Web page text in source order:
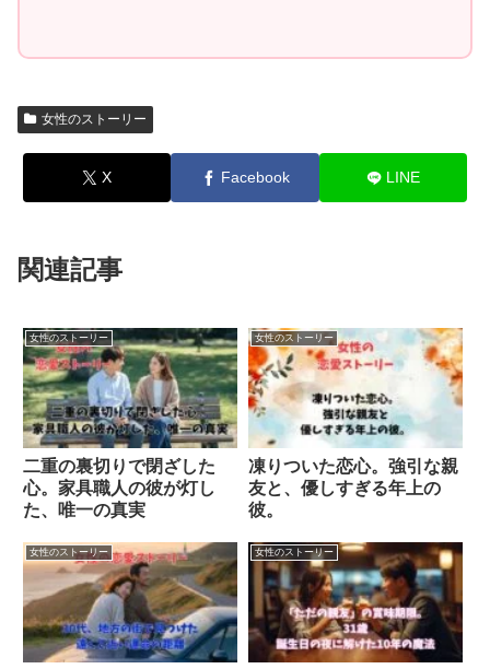
女性のストーリー
X Facebook LINE
関連記事
女性のストーリー
二重の裏切りで閉ざした
心。家具職人の彼が灯し
た、唯一の真実
女性のストーリー
凍りついた恋心。強引な親
友と、優しすぎる年上の
彼。
女性のストーリー 女性のストーリー